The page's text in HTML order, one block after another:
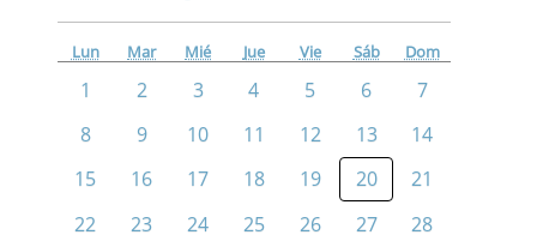
Lun Mar Mié Jue Vie Sáb Dom
1 2 3 4 5 6
7
8
9 10 11 12 13
14
15
16 17 18 19 20
21
22
23 24 25 26 27
28